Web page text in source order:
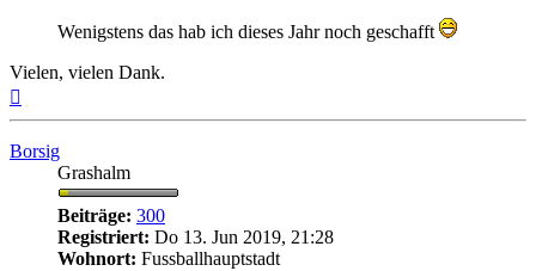
Wenigstens das hab ich dieses Jahr noch geschafft
Vielen, vielen Dank.
oben
Borsig
Grashalm
Beiträge: 300
Registriert: Do 13. Jun 2019, 21:28
Wohnort: Fussballhauptstadt